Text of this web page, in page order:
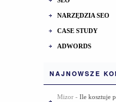
NARZĘDZIA SEO
CASE STUDY
ADWORDS
NAJNOWSZE
Mizor - Ile kosztuje